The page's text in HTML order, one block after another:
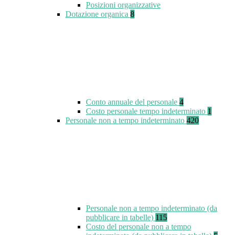
Posizioni organizzative
Dotazione organica 8
Conto annuale del personale 4
Costo personale tempo indeterminato 1
Personale non a tempo indeterminato 420
Personale non a tempo indeterminato (da
pubblicare in tabelle) 115
Costo del personale non a tempo